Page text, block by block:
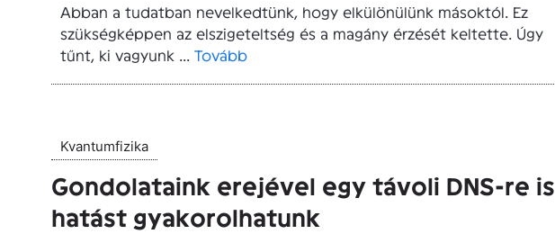
Abban a tudatban nevelkedtünk, hogy elkülönülünk másoktól. Ez
szükségképpen az elszigeteltség és a magány érzését keltette. Úgy
tűnt, ki vagyunk ... Tovább
Kvantumfizika
Gondolataink erejével egy távoli DNS-re is
hatást gyakorolhatunk